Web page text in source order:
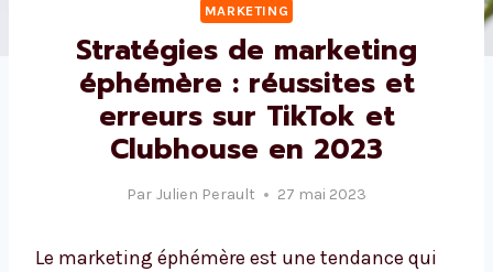
MARKETING
Stratégies de marketing
éphémère : réussites et
erreurs sur TikTok et
Clubhouse en 2023
Par Julien Perault 27 mai 2023
Le marketing éphémère est une tendance qui